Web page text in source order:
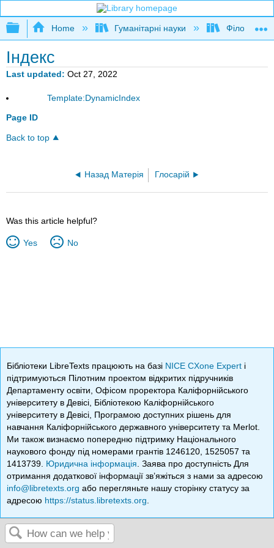
Expand/collapse global hierarchy
Home Гуманітарні науки Філософія
Індекс
Last updated Oct 27, 2022
Page ID
Template:DynamicIndex
Back to top
Назад Матерія Глосарій
Was this article helpful?
Yes No
Бібліотеки LibreTexts працюють на базі NICE CXone Expert і
підтримуються Пілотним проектом відкритих підручників
Департаменту освіти, Офісом проректора Каліфорнійського
університету в Девісі, Бібліотекою Каліфорнійського
університету в Девісі, Програмою доступних рішень для
навчання Каліфорнійського державного університету та Merlot.
Ми також визнаємо попередню підтримку Національного
наукового фонду під номерами грантів 1246120, 1525057 та
1413739. Юридична інформація . Заява про доступність Для
отримання додаткової інформації зв’яжіться з нами за адресою
info@libretexts.org або перегляньте нашу сторінку статусу за
адресою https://status.libretexts.org